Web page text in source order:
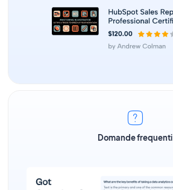
Domande frequenti